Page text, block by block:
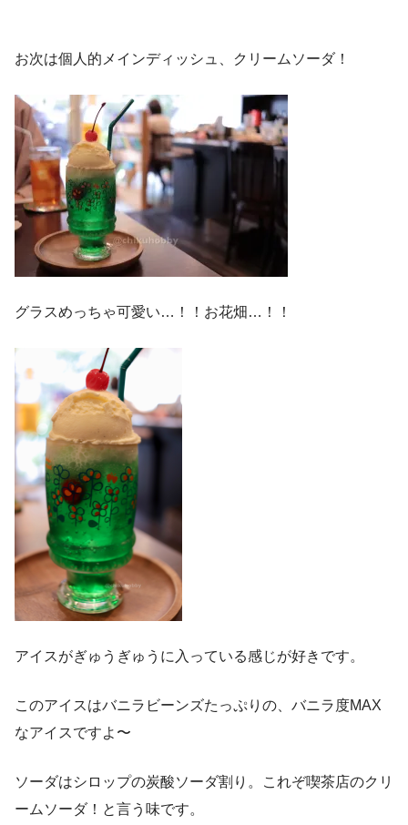
お次は個人的メインディッシュ、クリームソーダ！
グラスめっちゃ可愛い…！！お花畑…！！
アイスがぎゅうぎゅうに入っている感じが好きです。
このアイスはバニラビーンズたっぷりの、バニラ度MAX
なアイスですよ〜
ソーダはシロップの炭酸ソーダ割り。これぞ喫茶店のクリ
ームソーダ！と言う味です。